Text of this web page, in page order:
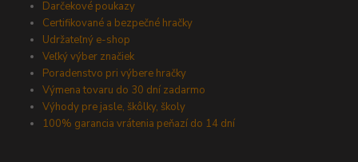
Darčekové poukazy
Certifikované a bezpečné hračky
Udržateľný e-shop
Veľký výber značiek
Poradenstvo pri výbere hračky
Výmena tovaru do 30 dní zadarmo
Výhody pre jasle, škôlky, školy
100% garancia vrátenia peňazí do 14 dní